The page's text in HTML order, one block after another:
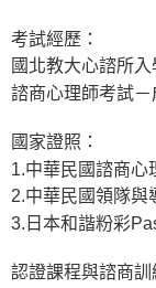
考試經歷：
國北教大心諮所
諮商心理師考試
國家證照：
1.中華民國諮商心
2.中華民國領隊與
3.日本和諧粉彩
認證課程與諮商訓